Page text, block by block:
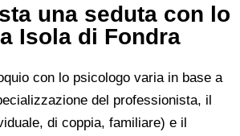
una seduta con lo
Isola di Fondra
con lo psicologo varia in base a
del professionista, il
di coppia, familiare) e il